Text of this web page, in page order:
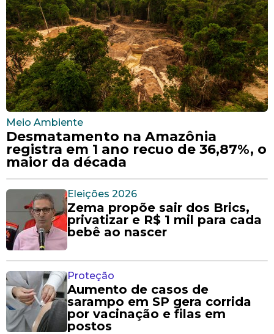
Meio Ambiente
Desmatamento na Amazônia
registra em 1 ano recuo de 36,87%, o
maior da década
Eleições 2026
Zema propõe sair dos Brics,
privatizar e R$ 1 mil para cada
bebê ao nascer
Proteção
Aumento de casos de
sarampo em SP gera corrida
por vacinação e filas em
postos